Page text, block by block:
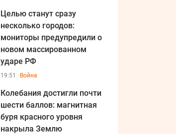
Целью станут сразу
несколько городов:
мониторы предупредили о
новом массированном
ударе РФ
19:51 Война
Колебания достигли почти
шести баллов: магнитная
буря красного уровня
накрыла Землю